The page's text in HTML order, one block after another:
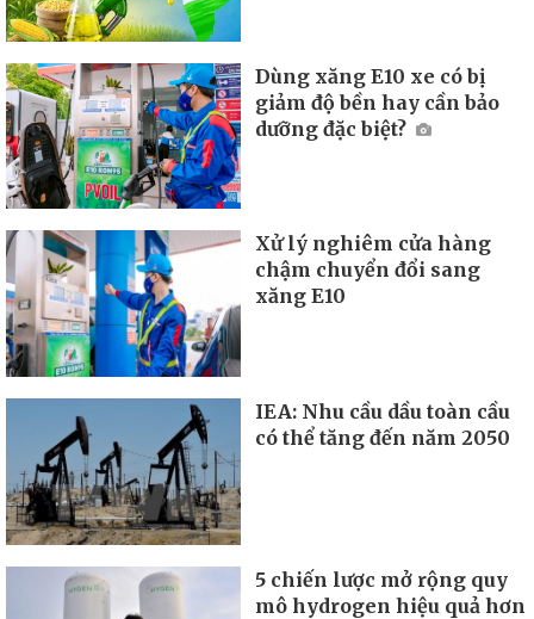
Dùng xăng E10 xe có bị
giảm độ bền hay cần bảo
dưỡng đặc biệt?
Xử lý nghiêm cửa hàng
chậm chuyển đổi sang
xăng E10
IEA: Nhu cầu dầu toàn cầu
có thể tăng đến năm 2050
5 chiến lược mở rộng quy
mô hydrogen hiệu quả hơn